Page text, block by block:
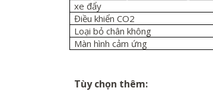
xe đẩy
Điều khiển CO2
Loại bỏ chân không
Màn hình cảm ứng
Tùy chọn thêm: